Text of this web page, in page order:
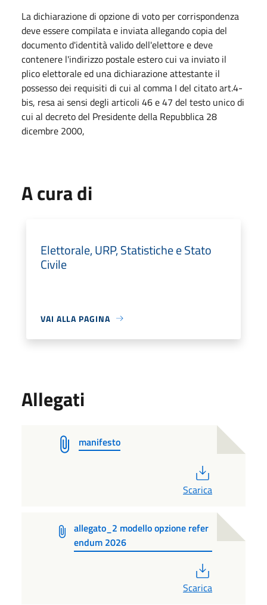
La dichiarazione di opzione di voto per corrispondenza
deve essere compilata e inviata allegando copia del
documento d'identità valido dell'elettore e deve
contenere l'indirizzo postale estero cui va inviato il
plico elettorale ed una dichiarazione attestante il
possesso dei requisiti di cui al comma I del citato art.4-
bis, resa ai sensi degli articoli 46 e 47 del testo unico di
cui al decreto del Presidente della Repubblica 28
dicembre 2000,
A cura di
Elettorale, URP, Statistiche e Stato
Civile
VAI ALLA PAGINA
Allegati
manifesto
Scarica
allegato_2 modello opzione refer
endum 2026
Scarica